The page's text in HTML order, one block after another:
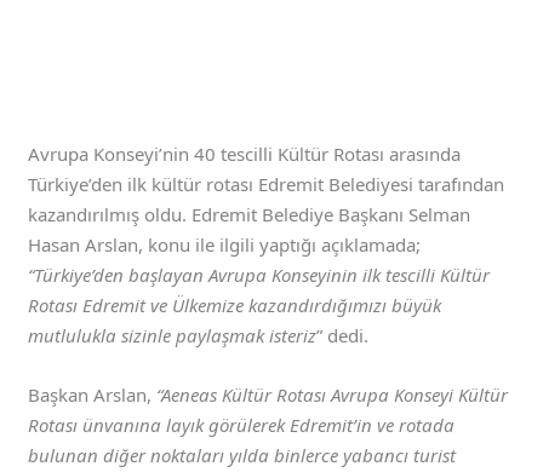
Avrupa Konseyi’nin 40 tescilli Kültür Rotası arasında
Türkiye’den ilk kültür rotası Edremit Belediyesi tarafından
kazandırılmış oldu. Edremit Belediye Başkanı Selman
Hasan Arslan, konu ile ilgili yaptığı açıklamada;
“Türkiye’den başlayan Avrupa Konseyinin ilk tescilli Kültür
Rotası Edremit ve Ülkemize kazandırdığımızı büyük
mutlulukla sizinle paylaşmak isteriz” dedi.
Başkan Arslan, “Aeneas Kültür Rotası Avrupa Konseyi Kültür
Rotası ünvanına layık görülerek Edremit’in ve rotada
bulunan diğer noktaları yılda binlerce yabancı turist